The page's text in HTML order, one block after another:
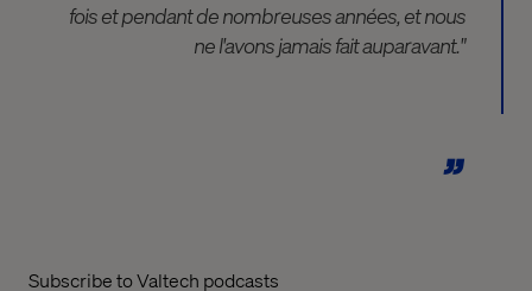
fois et pendant de nombreuses années, et nous
ne l'avons jamais fait auparavant."
Subscribe to Valtech podcasts